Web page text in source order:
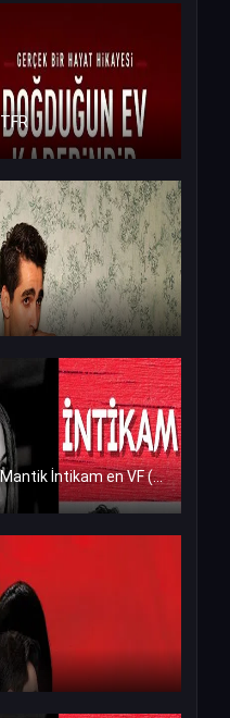
Les Amants Destines – Ask Mantik İntikam en VF (Voix Francaise)